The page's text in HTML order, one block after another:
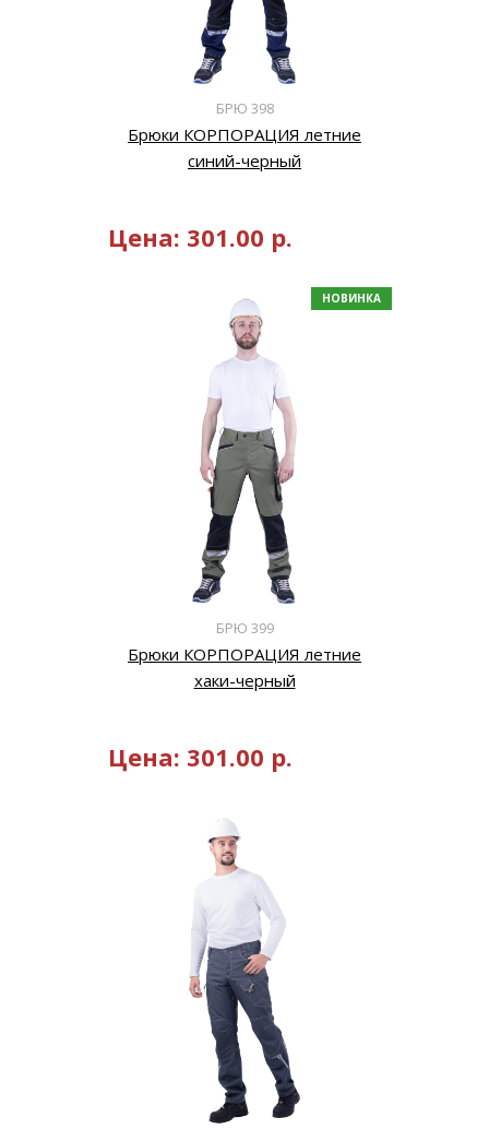
БРЮ 398
Брюки КОРПОРАЦИЯ летние
синий-черный
Цена: 301.00 р.
БРЮ 399
Брюки КОРПОРАЦИЯ летние
хаки-черный
Цена: 301.00 р.
НОВИНКА